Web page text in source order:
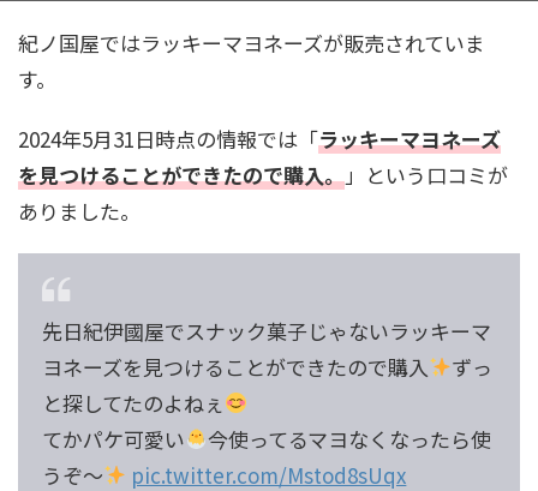
紀ノ国屋ではラッキーマヨネーズが販売されていま
す。
2024年5月31日時点の情報では「ラッキーマヨネーズ
を見つけることができたので購入。」という口コミが
ありました。
先日紀伊國屋でスナック菓子じゃないラッキーマ
ヨネーズを見つけることができたので購入
ずっ
と探してたのよねぇ
てかパケ可愛い
今使ってるマヨなくなったら使
うぞ〜
pic.twitter.com/Mstod8sUqx